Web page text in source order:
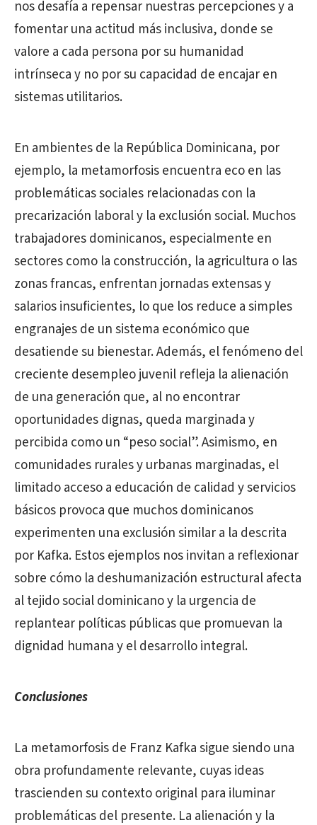
nos desafía a repensar nuestras percepciones y a
fomentar una actitud más inclusiva, donde se
valore a cada persona por su humanidad
intrínseca y no por su capacidad de encajar en
sistemas utilitarios.
En ambientes de la República Dominicana, por
ejemplo, la metamorfosis encuentra eco en las
problemáticas sociales relacionadas con la
precarización laboral y la exclusión social. Muchos
trabajadores dominicanos, especialmente en
sectores como la construcción, la agricultura o las
zonas francas, enfrentan jornadas extensas y
salarios insuficientes, lo que los reduce a simples
engranajes de un sistema económico que
desatiende su bienestar. Además, el fenómeno del
creciente desempleo juvenil refleja la alienación
de una generación que, al no encontrar
oportunidades dignas, queda marginada y
percibida como un “peso social”. Asimismo, en
comunidades rurales y urbanas marginadas, el
limitado acceso a educación de calidad y servicios
básicos provoca que muchos dominicanos
experimenten una exclusión similar a la descrita
por Kafka. Estos ejemplos nos invitan a reflexionar
sobre cómo la deshumanización estructural afecta
al tejido social dominicano y la urgencia de
replantear políticas públicas que promuevan la
dignidad humana y el desarrollo integral.
Conclusiones
La metamorfosis de Franz Kafka sigue siendo una
obra profundamente relevante, cuyas ideas
trascienden su contexto original para iluminar
problemáticas del presente. La alienación y la